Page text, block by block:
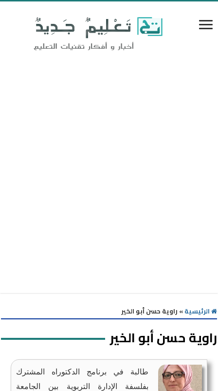
الرئيسية» راوية حسن أبو الخير
راوية حسن أبو الخير
طالبة في برنامج الدكتوراه المشترك
بفلسفة الإدارة التربوية بين الجامعة